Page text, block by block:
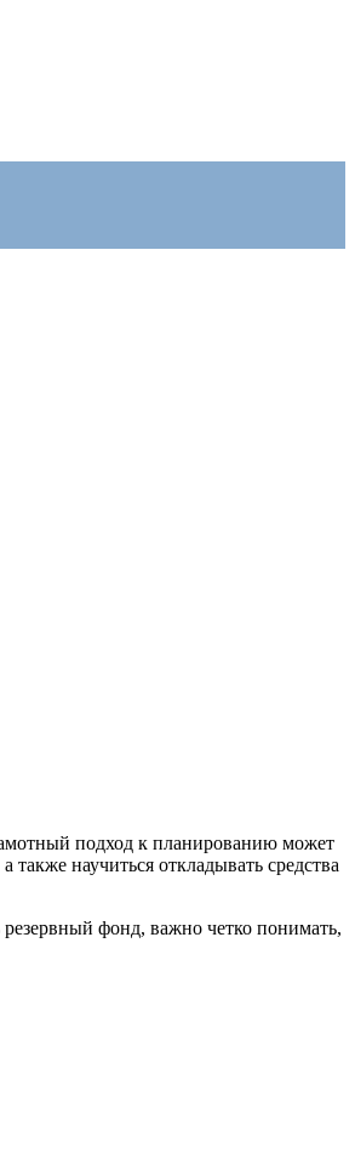
подход к планированию может
научиться откладывать средства
фонд, важно четко понимать,